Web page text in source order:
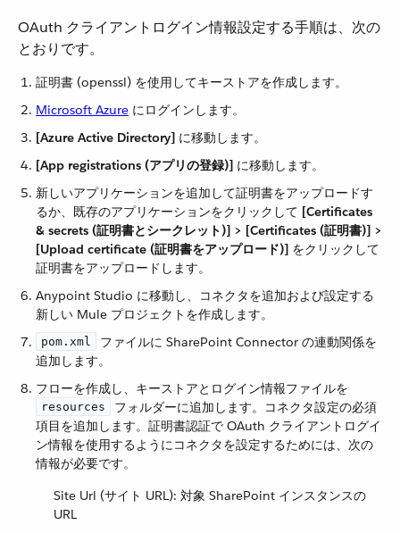
OAuth クライアントログイン情報設定する手順は、次の
とおりです。
証明書 (openssl) を使用してキーストアを作成します。
Microsoft Azure ​ にログインします。
[Azure Active Directory] ​ に移動します。
[App registrations (アプリの登録)] ​ に移動します。
新しいアプリケーションを追加して証明書をアップロードす
るか、既存のアプリケーションをクリックして ​ [Certificates
& secrets (証明書とシークレット)] > [Certificates (証明書)] >
[Upload certificate (証明書をアップロード)] ​ をクリックして
証明書をアップロードします。
Anypoint Studio に移動し、コネクタを追加および設定する
新しい Mule プロジェクトを作成します。
pom.xml
​ ファイルに SharePoint Connector の連動関係を
追加します。
フローを作成し、キーストアとログイン情報ファイルを ​
resources
​ フォルダーに追加します。コネクタ設定の必須
項目を追加します。証明書認証で OAuth クライアントログイ
ン情報を使用するようにコネクタを設定するためには、次の
情報が必要です。
Site Url (サイト URL): 対象 SharePoint インスタンスの
URL